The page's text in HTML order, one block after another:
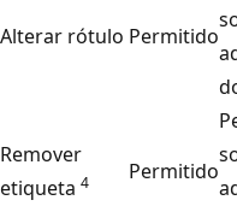
Alterar rótulo Permitido
Remover
etiqueta 4 Permitido